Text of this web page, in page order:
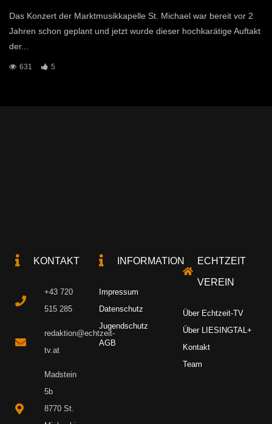
Das Konzert der Marktmusikkapelle St. Michael war bereit vor 2
Jahren schon geplant und jetzt wurde dieser hochkarätige Auftakt
der...
631 5
KONTAKT
+43 720
515 285
redaktion@echtzeit-
tv.at
Madstein
5b
8770 St.
INFORMATION
Impressum
Datenschutz
Jugendschutz
AGB
ECHTZEIT
VEREIN
Über Echtzeit-TV
Über LIESINGTAL+
Kontakt
Team